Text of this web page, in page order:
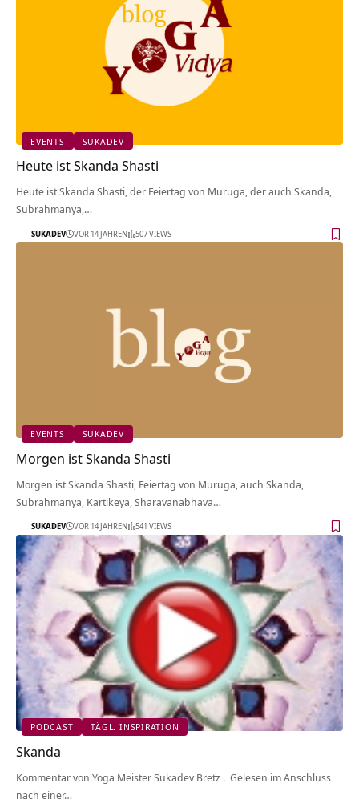
EVENTS SUKADEV
Heute ist Skanda Shasti
Heute ist Skanda Shasti, der Feiertag von Muruga, der auch Skanda,
Subrahmanya,…
SUKADEV VOR 14 JAHREN 507 VIEWS
EVENTS SUKADEV
Morgen ist Skanda Shasti
Morgen ist Skanda Shasti, Feiertag von Muruga, auch Skanda,
Subrahmanya, Kartikeya, Sharavanabhava…
SUKADEV VOR 14 JAHREN 541 VIEWS
PODCAST TÄGL. INSPIRATION
Skanda
Kommentar von Yoga Meister Sukadev Bretz . Gelesen im Anschluss
nach einer…